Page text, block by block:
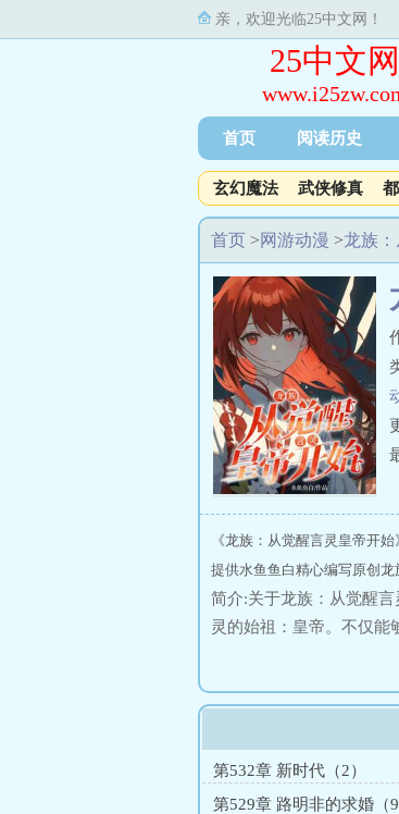
亲，欢迎光临25中文网！
25中文网
首页 阅读历史
玄幻魔法 武侠修真
首页 >网游动漫 >龙族
《龙族：从觉醒言灵皇帝开
提供水鱼鱼白精心编写原创
简介:关于龙族：从觉醒
灵的始祖：皇帝。不仅能
级的江一不受控制，他早
第532章 新时代（2）
第529章 路明非的求婚（9